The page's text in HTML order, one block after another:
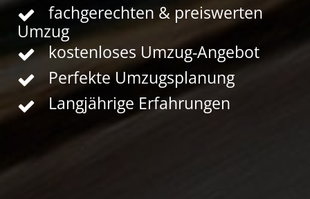
fachgerechten & preiswerten
Umzug
kostenloses Umzug-Angebot
Perfekte Umzugsplanung
Langjährige Erfahrungen